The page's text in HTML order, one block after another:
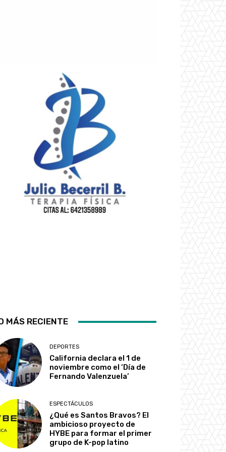
MÁS RECIENTE
DEPORTES
California declara el 1 de
noviembre como el ‘Día de
Fernando Valenzuela’
ESPECTÁCULOS
¿Qué es Santos Bravos? El
ambicioso proyecto de
HYBE para formar el primer
grupo de K-pop latino